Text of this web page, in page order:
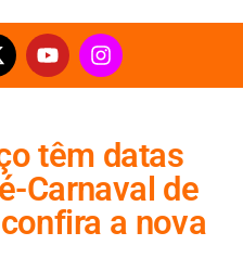
têm datas
Carnaval de
a nova